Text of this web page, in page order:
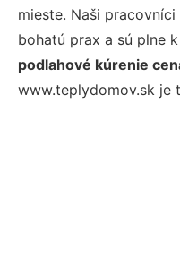
mieste. Naši
bohatú prax a sú plne
podlahové kúrenie
www.teplydomov.sk je